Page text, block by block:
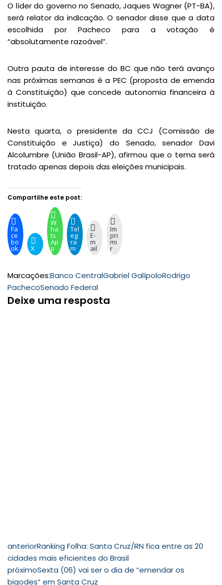
O líder do governo no Senado, Jaques Wagner (PT-BA),
será relator da indicação. O senador disse que a data
escolhida por Pacheco para a votação é
“absolutamente razoável”.
Outra pauta de interesse do BC que não terá avanço
nas próximas semanas é a PEC (proposta de emenda
à Constituição) que concede autonomia financeira à
instituição.
Nesta quarta, o presidente da CCJ (Comissão de
Constituição e Justiça) do Senado, senador Davi
Alcolumbre (União Brasil-AP), afirmou que o tema será
tratado apenas depois das eleições municipais.
Compartilhe este post:
Fa
ce
bo
ok X
W
ha
ts
Ap
p
Tel
eg
ra
m
E-
m
ail
Im
pri
mi
r
Marcações:Banco CentralGabriel GalípoloRodrigo
PachecoSenado Federal
Deixe uma resposta
anteriorRanking Folha: Santa Cruz/RN fica entre as 20
cidades mais eficientes do Brasil
próximoSexta (06) vai ser o dia de “emendar os
bigodes” em Santa Cruz